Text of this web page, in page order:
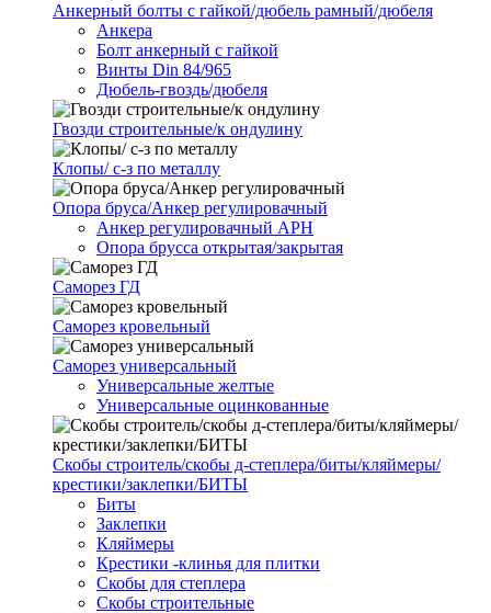
Анкерный болты с гайкой/дюбель рамный/дюбеля
Анкера
Болт анкерный с гайкой
Винты Din 84/965
Дюбель-гвоздь/дюбеля
Гвозди строительные/к ондулину
Клопы/ с-з по металлу
Опора бруса/Анкер регулировачный
Анкер регулировачный АРН
Опора брусса открытая/закрытая
Саморез ГД
Саморез кровельный
Саморез универсальный
Универсальные желтые
Универсальные оцинкованные
Скобы строитель/скобы д-степлера/биты/кляймеры/
крестики/заклепки/БИТЫ
Биты
Заклепки
Кляймеры
Крестики -клинья для плитки
Скобы для степлера
Скобы строительные